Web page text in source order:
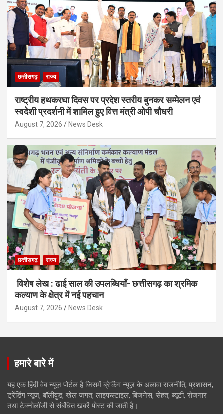
छत्तीसगढ़ राज्य
राष्ट्रीय हथकरघा दिवस पर प्रदेश स्तरीय बुनकर सम्मेलन एवं
स्वदेशी प्रदर्शनी में शामिल हुए वित्त मंत्री ओपी चौधरी
August 7, 2026 News Desk
छत्तीसगढ़ राज्य
विशेष लेख : ढाई साल की उपलब्धियाँ- छत्तीसगढ़ का श्रमिक
कल्याण के क्षेत्र में नई पहचान
August 7, 2026 News Desk
हमारे बारे में
यह एक हिंदी वेब न्यूज़ पोर्टल है जिसमें ब्रेकिंग न्यूज़ के अलावा राजनीति, प्रशासन,
ट्रेंडिंग न्यूज, बॉलीवुड, खेल जगत, लाइफस्टाइल, बिजनेस, सेहत, ब्यूटी, रोजगार
तथा टेक्नोलॉजी से संबंधित खबरें पोस्ट की जाती है।